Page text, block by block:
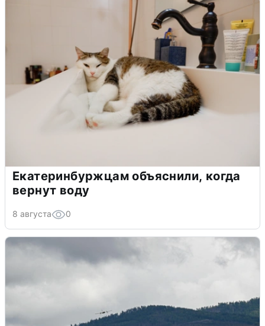
Екатеринбуржцам объяснили, когда
вернут воду
8 августа 0